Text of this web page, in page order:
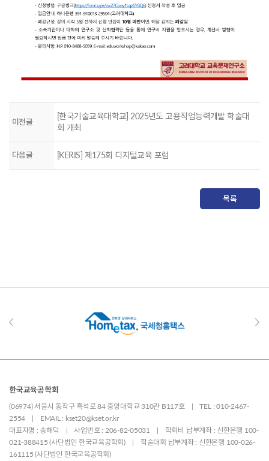
이전글
[한국기술교육대학교] 2025년도 고용직업능력개발 학술대
회 개최
다음글 [KERIS] 제175회 디지털교육 포럼
목록
한국교육공학회
(06974) 서울시 동작구 흑석로 84 중앙대학교 310관 B117호 | TEL : 010-2467-
2554 | EMAIL : kset20@kset.or.kr
대표자명 : 송해덕 | 사업번호 : 206-82-05031 | 학회비 납부계좌 : 신한은행 100-
021-388415 (사단법인 한국교육공학회) | 학술대회 납부계좌 : 신한은행 100-026-
161115 (사단법인 한국교육공학회)